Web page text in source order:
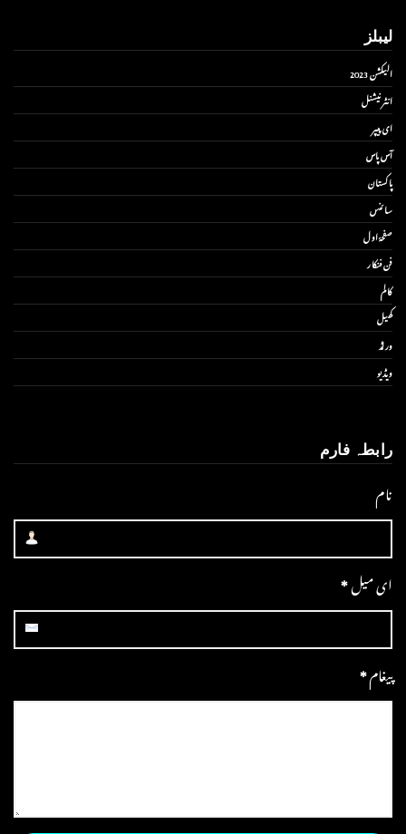
لیبلز
الیکشن 2023
انٹر نیشنل
ای پیپر
آس پاس
پاکستان
سائنس
صفحۂ اول
فن فنکار
کالم
کھیل
ورلڈ
ویڈیو
رابطہ فارم
نام
ای میل*
پیغام*